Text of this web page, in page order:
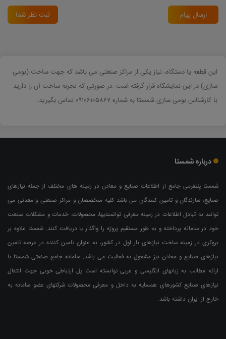
ارسال پیام ثبت نظر شما
این قطعه یا دستگاه، نیاز یکی از مراکز صنعتی می باشد که جهت ساخت (بومی
سازی) در این نمایشگاه قرار گرفته است .در صورتی که تجربه ساخت آن را دارید
با کارشناس بومی سازی شمستا به شماره 09106105867 تماس بگیرید.
درباره شمستا
شمستا پلتفرمی جامع از اطلاعات صنایع و معادن در زمینه های مختلف از جمله نیازهای
صنایع، سازندگان و تامین کنندگان می باشد کلیه متخصصان و مراکز صنعتی و معدنی می
توانند به تبادل اطلاعات در زمینه معرفی توانمندیها، محصولات، خدمات و مشکلات صنعت
خود در سامانه پرداخته و به طور مستقیم پروژه را واگذار یا دریافت کنند. شمستا علاوه بر
بروکری در زمینه ساخت نیازهای بار اول در کشور، به عنوان تامین کننده در عرصه تامین
نیازهای صنایع و معادن نیز مشغول به فعالیت می باشد. سامانه جامع صنعتی شمستا با
ارائه مطالب به زبانهای انگلیسی و عربی توانسته است پل ارتباطی خوبی جهت انتقال
نیازهای صنایع کشورهای همسایه به داخل و معرفی محصولات شرکتهای عضو سامانه به
خارج از ایران داشته باشد.